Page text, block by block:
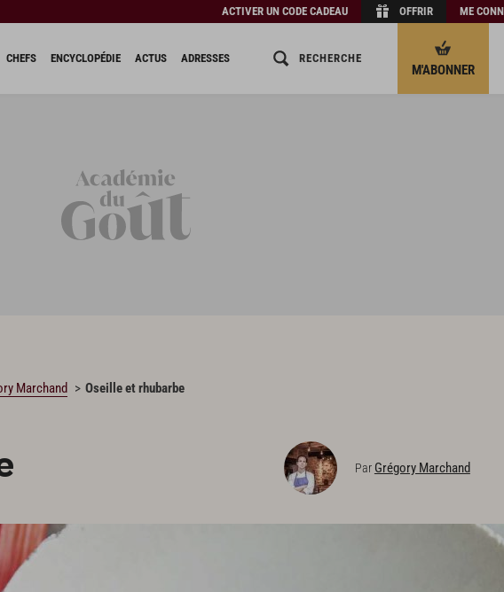
ACTIVER UN CODE CADEAU OFFRIR ME
CHEFS ENCYCLOPÉDIE ACTUS ADRESSES RECHERCHE
M'ABONNER
Marchand Oseille et rhubarbe
Par Grégory Marchand